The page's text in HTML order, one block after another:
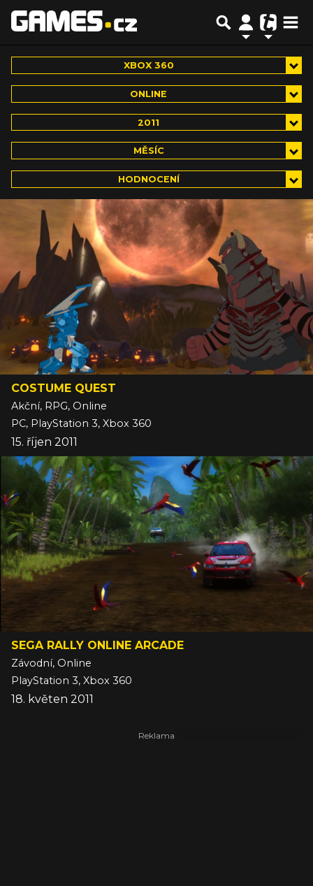
XBOX 360
ONLINE
2011
MĚSÍC
HODNOCENÍ
COSTUME QUEST
Akční, RPG, Online
PC, PlayStation 3, Xbox 360
15. říjen 2011
SEGA RALLY ONLINE ARCADE
Závodní, Online
PlayStation 3, Xbox 360
18. květen 2011